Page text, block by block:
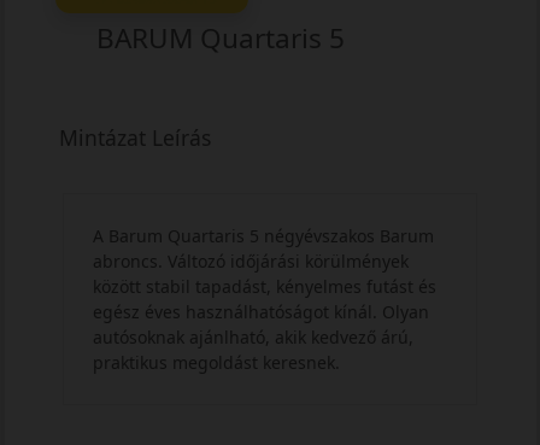
BARUM Quartaris 5
Mintázat Leírás
A Barum Quartaris 5 négyévszakos Barum
abroncs. Változó időjárási körülmények
között stabil tapadást, kényelmes futást és
egész éves használhatóságot kínál. Olyan
autósoknak ajánlható, akik kedvező árú,
praktikus megoldást keresnek.